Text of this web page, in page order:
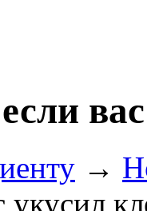
→
укусил